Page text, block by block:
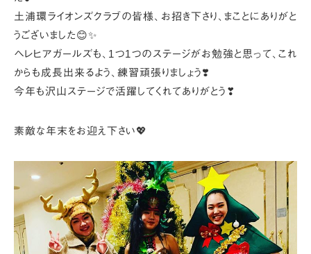
土浦環ライオンズクラブの皆様、お招き下さり、 まことにありがと
うございました😊✨
ヘレヒアガールズも、1つ1つのステージがお勉強と思って、 これ
からも成長出来るよう、練習頑張りましょう❣️
今年も沢山ステージで活躍してくれてありがとう❣
素敵な年末をお迎え下さい💖